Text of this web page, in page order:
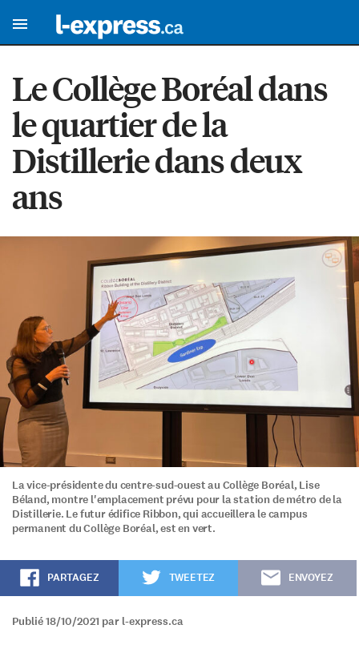
Le Collège Boréal dans
le quartier de la
Distillerie dans deux
ans
La vice-présidente du centre-sud-ouest au Collège Boréal, Lise
Béland, montre l'emplacement prévu pour la station de métro de la
Distillerie. Le futur édifice Ribbon, qui accueillera le campus
permanent du Collège Boréal, est en vert.
PARTAGEZ TWEETEZ ENVOYEZ
Publié 18/10/2021 par l-express.ca